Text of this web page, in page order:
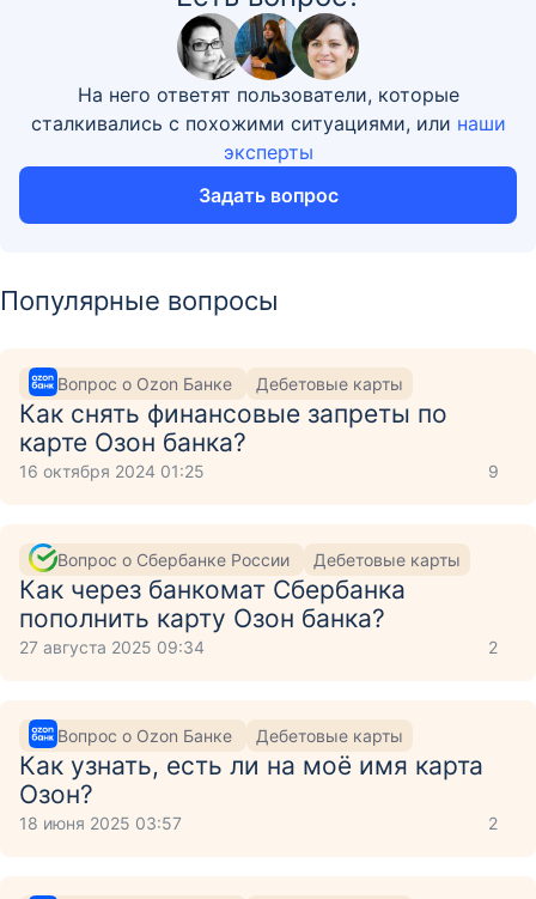
На него ответят пользователи, которые
сталкивались с похожими ситуациями, или наши
эксперты
Задать вопрос
Популярные вопросы
Вопрос о Ozon Банке Дебетовые карты
Как снять финансовые запреты по
карте Озон банка?
16 октября 2024 01:25 9
Вопрос о Сбербанке России Дебетовые карты
Как через банкомат Сбербанка
пополнить карту Озон банка?
27 августа 2025 09:34 2
Вопрос о Ozon Банке Дебетовые карты
Как узнать, есть ли на моё имя карта
Озон?
18 июня 2025 03:57 2